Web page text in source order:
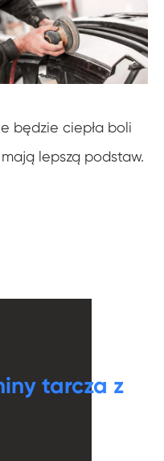
będzie ciepła boli
lepszą podstaw.
tarcza z